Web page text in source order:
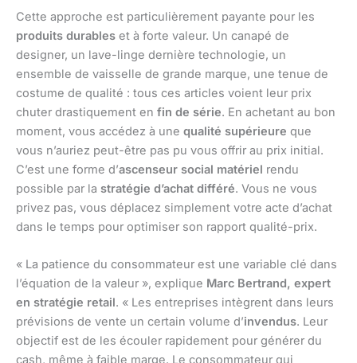
Cette approche est particulièrement payante pour les
produits durables et à forte valeur. Un canapé de
designer, un lave-linge dernière technologie, un
ensemble de vaisselle de grande marque, une tenue de
costume de qualité : tous ces articles voient leur prix
chuter drastiquement en fin de série. En achetant au bon
moment, vous accédez à une qualité supérieure que
vous n’auriez peut-être pas pu vous offrir au prix initial.
C’est une forme d’ascenseur social matériel rendu
possible par la stratégie d’achat différé. Vous ne vous
privez pas, vous déplacez simplement votre acte d’achat
dans le temps pour optimiser son rapport qualité-prix.
« La patience du consommateur est une variable clé dans
l’équation de la valeur », explique Marc Bertrand, expert
en stratégie retail. « Les entreprises intègrent dans leurs
prévisions de vente un certain volume d’invendus. Leur
objectif est de les écouler rapidement pour générer du
cash, même à faible marge. Le consommateur qui